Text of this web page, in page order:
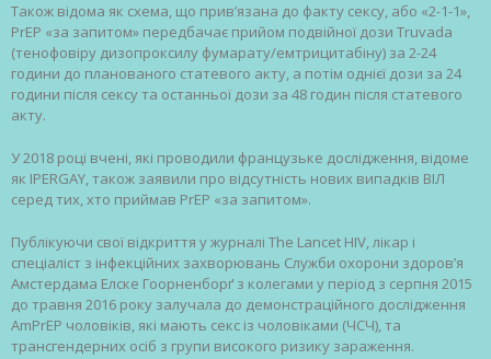
Також відома як схема, що прив’язана до факту сексу, або «2-1-1»,
PrEP «за запитом» передбачає прийом подвійної дози Truvada
(тенофовіру дизопроксилу фумарату/емтрицитабіну) за 2-24
години до планованого статевого акту, а потім однієї дози за 24
години після сексу та останньої дози за 48 годин після статевого
акту.
У 2018 році вчені, які проводили французьке дослідження, відоме
як IPERGAY, також заявили про відсутність нових випадків ВІЛ
серед тих, хто приймав PrEP «за запитом».
Публікуючи свої відкриття у журналі The Lancet HIV, лікар і
спеціаліст з інфекційних захворювань Служби охорони здоров’я
Амстердама Елске Гоорненборґ з колегами у період з серпня 2015
до травня 2016 року залучала до демонстраційного дослідження
AmPrEP чоловіків, які мають секс із чоловіками (ЧСЧ), та
трансгендерних осіб з групи високого ризику зараження.